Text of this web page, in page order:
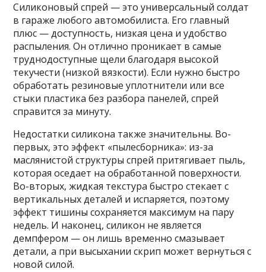
Силиконовый спрей — это универсальный солдат
в гараже любого автомобилиста. Его главный
плюс — доступность, низкая цена и удобство
распыления. Он отлично проникает в самые
труднодоступные щели благодаря высокой
текучести (низкой вязкости). Если нужно быстро
обработать резиновые уплотнители или все
стыки пластика без разбора панелей, спрей
справится за минуту.
Недостатки силикона также значительны. Во-
первых, это эффект «пылесборника»: из-за
маслянистой структуры спрей притягивает пыль,
которая оседает на обработанной поверхности.
Во-вторых, жидкая текстура быстро стекает с
вертикальных деталей и испаряется, поэтому
эффект тишины сохраняется максимум на пару
недель. И наконец, силикон не является
демпфером — он лишь временно смазывает
детали, а при высыхании скрип может вернуться с
новой силой.